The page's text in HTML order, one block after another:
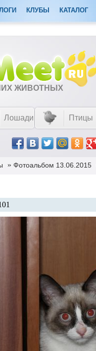
КЛУБЫ КАТАЛОГ
ЖИВОТНЫХ
Лошади Птицы
» Фотоальбом 13.06.2015